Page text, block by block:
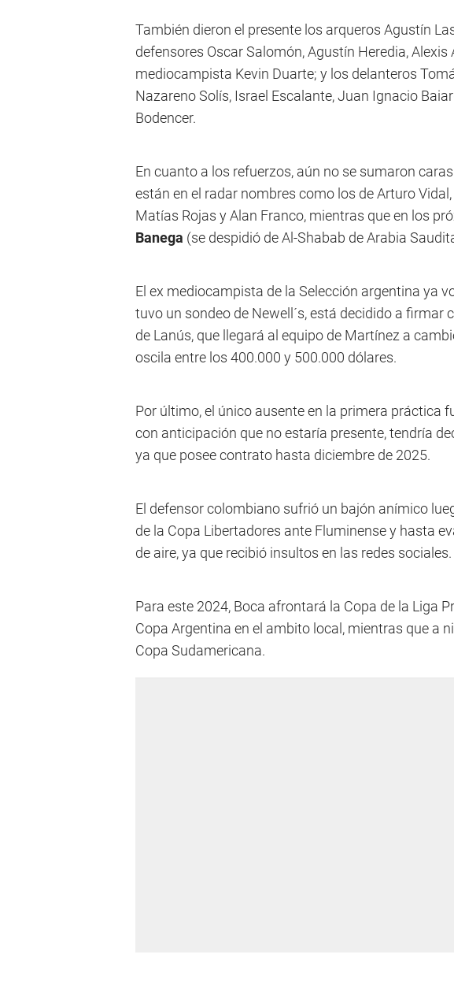
También dieron el presente los arqueros Agustín
defensores Oscar Salomón, Agustín Heredia,
mediocampista Kevin Duarte; y los delanteros
Nazareno Solís, Israel Escalante, Juan Ignacio
Bodencer.
En cuanto a los refuerzos, aún no se sumaron
están en el radar nombres como los de Arturo
Matías Rojas y Alan Franco, mientras que en los
Banega (se despidió de Al-Shabab de Arabia
El ex mediocampista de la Selección argentina ya
tuvo un sondeo de Newell´s, está decidido a firmar
de Lanús, que llegará al equipo de Martínez a
oscila entre los 400.000 y 500.000 dólares.
Por último, el único ausente en la primera práctica
con anticipación que no estaría presente, tendría
ya que posee contrato hasta diciembre de 2025.
El defensor colombiano sufrió un bajón anímico
de la Copa Libertadores ante Fluminense y hasta
de aire, ya que recibió insultos en las redes sociales.
Para este 2024, Boca afrontará la Copa de la Liga
Copa Argentina en el ambito local, mientras que a
Copa Sudamericana.